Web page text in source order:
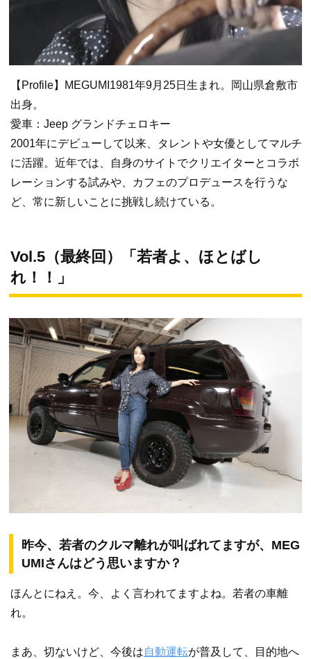
【Profile】MEGUMI1981年9月25日生まれ。岡山県倉敷市
出身。
愛車：Jeep グランドチェロキー
2001年にデビューして以来、タレントや女優としてマルチ
に活躍。近年では、自身のサイトでクリエイターとコラボ
レーションする試みや、カフェのプロデュースを行うな
ど、常に新しいことに挑戦し続けている。
Vol.5（最終回）「若者よ、ほとばし
れ！！」
昨今、若者のクルマ離れが叫ばれてますが、MEG
UMIさんはどう思いますか？
ほんとにねえ。今、よく言われてますよね。若者の車離
れ。
まあ、切ないけど、今後は自動運転が普及して、目的地へ